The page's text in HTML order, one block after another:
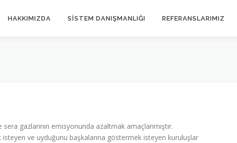
HAKKIMIZDA SISTEM DANIŞMANLIĞI REFERANSLARIMIZ
gazlarının emisyonunda azaltmak amaçlanmıştır.
ve uyduğunu başkalarına göstermek isteyen kuruluşlar